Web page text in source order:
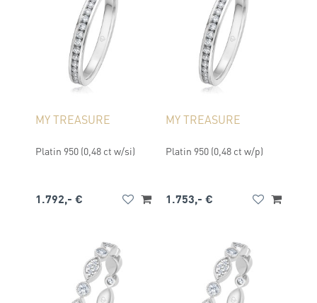
MY TREASURE
Platin 950 (0,48 ct w/si)
1.792,- €
MY TREASURE
Platin 950 (0,48 ct w/p)
1.753,- €